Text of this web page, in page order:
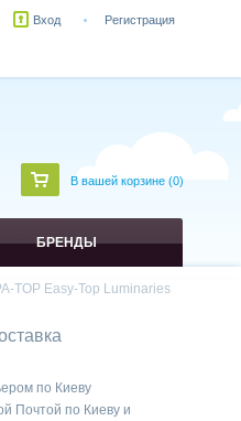
TOP Easy-Top Luminaries
по Киеву
Почтой по Киеву и
Вход Регистрация
В вашей корзине (0)
БРЕНДЫ